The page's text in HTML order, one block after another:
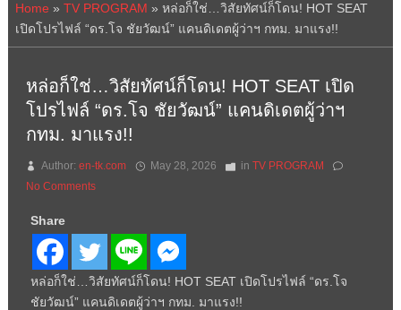
Home » TV PROGRAM » หล่อก็ใช่…วิสัยทัศน์ก็โดน! HOT SEAT
เปิดโปรไฟล์ “ดร.โจ ชัยวัฒน์” แคนดิเดตผู้ว่าฯ กทม. มาแรง!!
หล่อก็ใช่…วิสัยทัศน์ก็โดน! HOT SEAT เปิด
โปรไฟล์ “ดร.โจ ชัยวัฒน์” แคนดิเดตผู้ว่าฯ
กทม. มาแรง!!
Author: en-tk.com May 28, 2026 in TV PROGRAM
No Comments
Share
หล่อก็ใช่…วิสัยทัศน์ก็โดน! HOT SEAT เปิดโปรไฟล์ “ดร.โจ
ชัยวัฒน์” แคนดิเดตผู้ว่าฯ กทม. มาแรง!!